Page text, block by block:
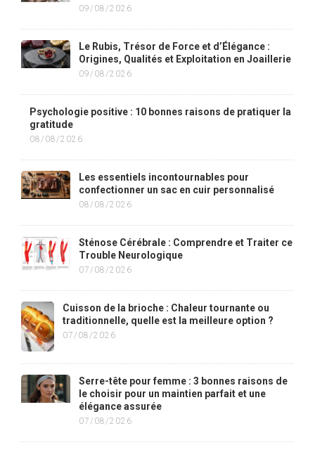
09/08/2026
Le Rubis, Trésor de Force et d’Élégance :
Origines, Qualités et Exploitation en Joaillerie
09/08/2026
Psychologie positive : 10 bonnes raisons de pratiquer la
gratitude
08/08/2026
Les essentiels incontournables pour
confectionner un sac en cuir personnalisé
08/08/2026
Sténose Cérébrale : Comprendre et Traiter ce
Trouble Neurologique
07/08/2026
Cuisson de la brioche : Chaleur tournante ou
traditionnelle, quelle est la meilleure option ?
07/08/2026
Serre-tête pour femme : 3 bonnes raisons de
le choisir pour un maintien parfait et une
élégance assurée
07/08/2026